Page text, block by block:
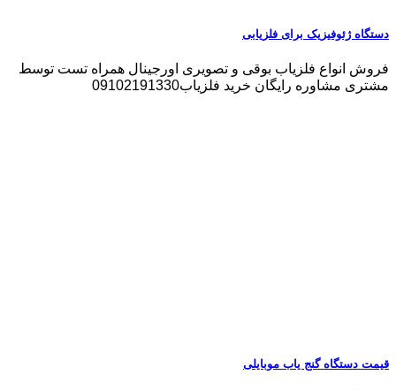
دستگاه ژئوفیزیک برای فلزیابی
فروش انواع فلزیاب بوقی و تصویری اورجینال همراه تست توسط
مشتری مشاوره رایگان خرید فلزیاب09102191330
قیمت دستگاه گنج یاب موبایلی